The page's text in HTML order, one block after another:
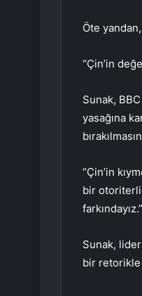
Öte
“Çin’in
Sunak,
yasağına
“Çin’in
bir
farkındayız.”
Sunak,
bir retorikle